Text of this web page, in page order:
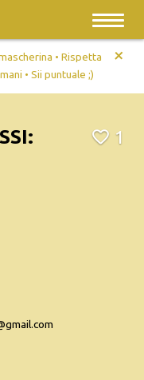
• Rispetta
• Sii puntuale ;)
+
1